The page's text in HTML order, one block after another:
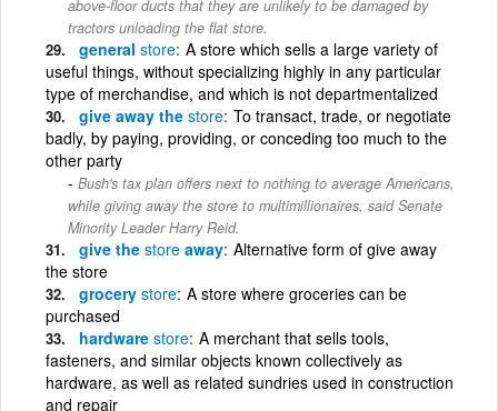
above-floor ducts that they are unlikely to be damaged by
tractors unloading the flat store.
general store A store which sells a large variety of
useful things, without specializing highly in any particular
type of merchandise, and which is not departmentalized
give away the store To transact, trade, or negotiate
badly, by paying, providing, or conceding too much to the
other party
Bush's tax plan offers next to nothing to average Americans,
while giving away the store to multimillionaires, said Senate
Minority Leader Harry Reid.
give the store away Alternative form of give away
the store
grocery store A store where groceries can be
purchased
hardware store A merchant that sells tools,
fasteners, and similar objects known collectively as
hardware, as well as related sundries used in construction
and repair